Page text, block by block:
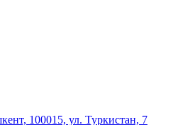
100015, ул. Туркистан, 7